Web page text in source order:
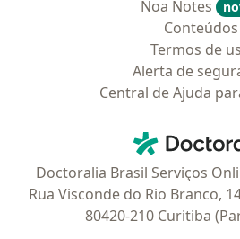
Noa Notes
Conteúdos
Termos de
Alerta de
Central de Ajuda
Doctoralia Brasil Serviços
Rua Visconde do Rio Branco,
80420-210 Curitiba